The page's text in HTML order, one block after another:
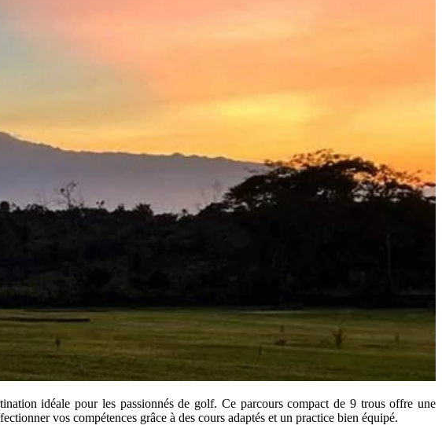
idéale pour les passionnés de golf. Ce parcours compact de 9 trous offre une
vos compétences grâce à des cours adaptés et un practice bien équipé.